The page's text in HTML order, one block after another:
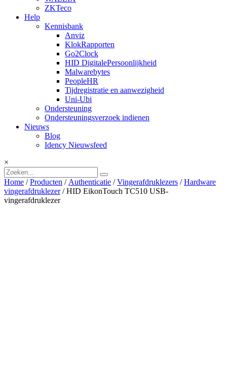
ZKTeco
Help
Kennisbank
Anviz
KlokRapporten
Go2Clock
HID DigitalePersoonlijkheid
Malwarebytes
PeopleHR
Tijdregistratie en aanwezigheid
Uni-Ubi
Ondersteuning
Ondersteuningsverzoek indienen
Nieuws
Blog
Idency Nieuwsfeed
×
Home /Producten /Authenticatie /Vingerafdruklezers /Hardware
vingerafdruklezer/ HID EikonTouch TC510 USB-
vingerafdruklezer